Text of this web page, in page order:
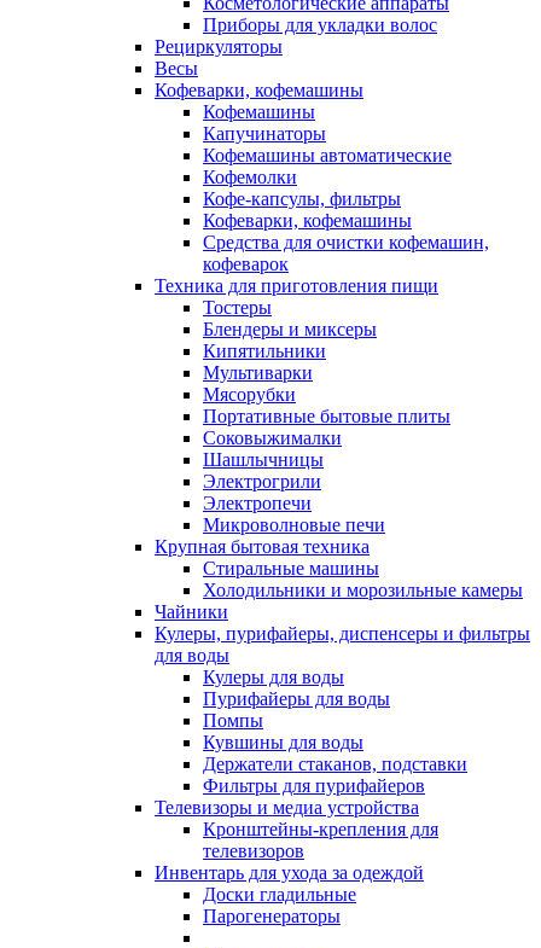
Приборы для укладки волос
Рециркуляторы
Весы
Кофеварки, кофемашины
Кофемашины
Капучинаторы
Кофемашины автоматические
Кофемолки
Кофе-капсулы, фильтры
Кофеварки, кофемашины
Средства для очистки кофемашин,
кофеварок
Техника для приготовления пищи
Тостеры
Блендеры и миксеры
Кипятильники
Мультиварки
Мясорубки
Портативные бытовые плиты
Соковыжималки
Шашлычницы
Электрогрили
Электропечи
Микроволновые печи
Крупная бытовая техника
Стиральные машины
Холодильники и морозильные камеры
Чайники
Кулеры, пурифайеры, диспенсеры и фильтры
для воды
Кулеры для воды
Пурифайеры для воды
Помпы
Кувшины для воды
Держатели стаканов, подставки
Фильтры для пурифайеров
Телевизоры и медиа устройства
Кронштейны-крепления для
телевизоров
Инвентарь для ухода за одеждой
Доски гладильные
Парогенераторы